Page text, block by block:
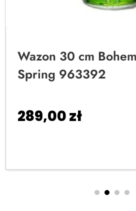
Wazon 30 cm
Spring 963392
289,00zł